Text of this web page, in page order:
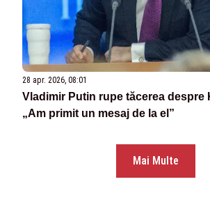
28 apr. 2026, 08:01
Vladimir Putin rupe tăcerea despre
„Am primit un mesaj de la el”
Mai Multe